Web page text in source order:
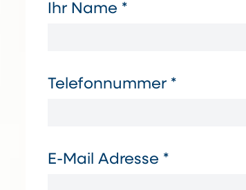
Ihr Name *
Telefonnummer *
E-Mail Adresse *